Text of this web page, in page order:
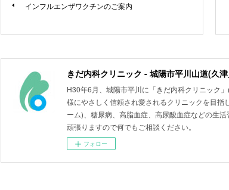
インフルエンザワクチンのご案内
きだ内科クリニック - 城陽市平川山道(久
H30年6月、城陽市平川に「きだ内科クリニック
様にやさしく信頼され愛されるクリニックを目
ーム)、糖尿病、高脂血症、高尿酸血症などの生
頑張りますので何でもご相談ください。
フォロー